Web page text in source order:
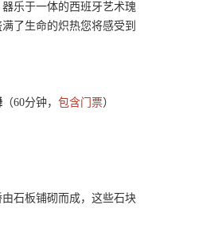
乐于一体的西班牙艺术瑰
了生命的炽热您将感受到
（60分钟， 包含门票）
石板铺砌而成，这些石块